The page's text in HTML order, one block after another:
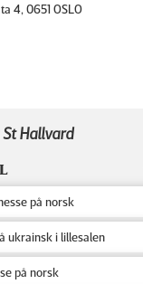
4, 0651 OSLO
Hallvard
på norsk
ukrainsk i lillesalen
på norsk